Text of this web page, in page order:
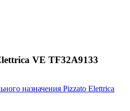
VE TF32A9133